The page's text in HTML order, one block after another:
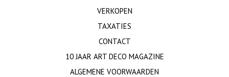
VERKOPEN
TAXATIES
CONTACT
10 JAAR ART DECO MAGAZINE
ALGEMENE VOORWAARDEN